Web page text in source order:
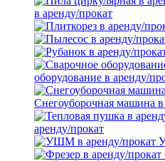
в аренду/прокат
оборудование в аренду/
Снегоуборочная машина в
аренду/прокат